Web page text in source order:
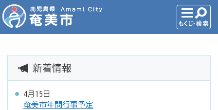
新着情報
4月15日
奄美市年間行事予定